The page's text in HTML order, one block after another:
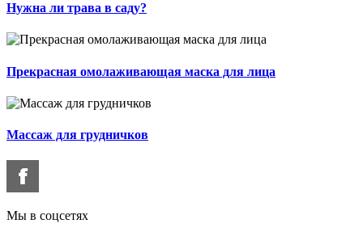
Нужна ли трава в саду?
Прекрасная омолаживающая маска для лица
Массаж для грудничков
Мы в соцсетях